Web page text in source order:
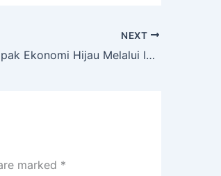
NEXT
Dampak Ekonomi Hijau Melalui Industri Kecil Menengah Kerajinan Bambu
marked *